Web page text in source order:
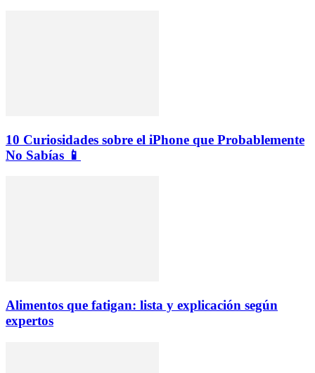
10 Curiosidades sobre el iPhone que Probablemente
No Sabías 📱
Alimentos que fatigan: lista y explicación según
expertos